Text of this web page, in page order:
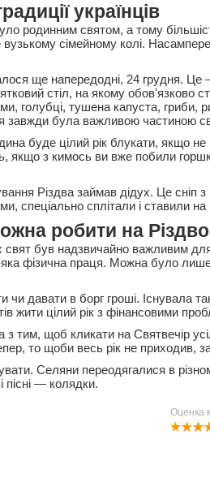
українців
родинним святом, а тому
сімейному колі.
ще напередодні, 24 грудня.
стіл, на якому обов'язково
голубці, тушена капуста, гриби,
завжди була важливою частиною
буде цілий рік блукати, якщо
якщо з кимось ви вже побили
Різдва займав дідух. Це сніп
спеціально сплітали і ставили на
робити на Різдво
свят був надзвичайно важливим
фізична праця. Можна було лише
давати в борг гроші. Існувала
жити цілий рік з фінансовими
з тим, щоб кликати на Святвечір
то щоби весь рік не приходив,
Селяни переодягалися в
пісні — колядки.
Оценка